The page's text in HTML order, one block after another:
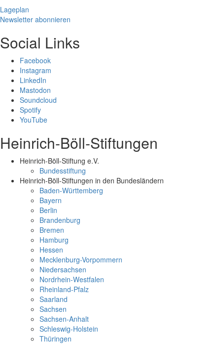
Lageplan
Newsletter abonnieren
Social Links
Facebook
Instagram
LinkedIn
Mastodon
Soundcloud
Spotify
YouTube
Heinrich-Böll-Stiftungen
Heinrich-Böll-Stiftung e.V.
Bundesstiftung
Heinrich-Böll-Stiftungen in den Bundesländern
Baden-Württemberg
Bayern
Berlin
Brandenburg
Bremen
Hamburg
Hessen
Mecklenburg-Vorpommern
Niedersachsen
Nordrhein-Westfalen
Rheinland-Pfalz
Saarland
Sachsen
Sachsen-Anhalt
Schleswig-Holstein
Thüringen